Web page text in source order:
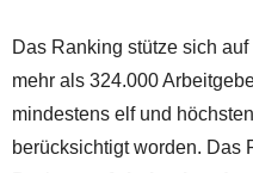
Das Ranking stütze sich
mehr als 324.000
mindestens elf und
berücksichtigt worden. Das